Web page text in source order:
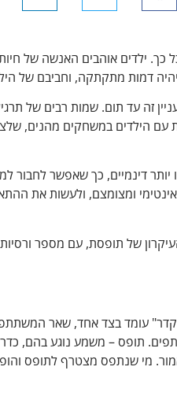
כך. ילדים אוהבים האנשה של
דמות מתקתקה, וחביבם של
זה עד תום. שמות רבים של
עם הילדים במשחקים
דינמיים, כך שאפשר לחבור
ומצומצם, ולעשות את
של תופסת, עם מספר
עומד בצד אחד, שאר
תופס – משמע נוגע בהם,
מי שנתפס מצטרף לתופס